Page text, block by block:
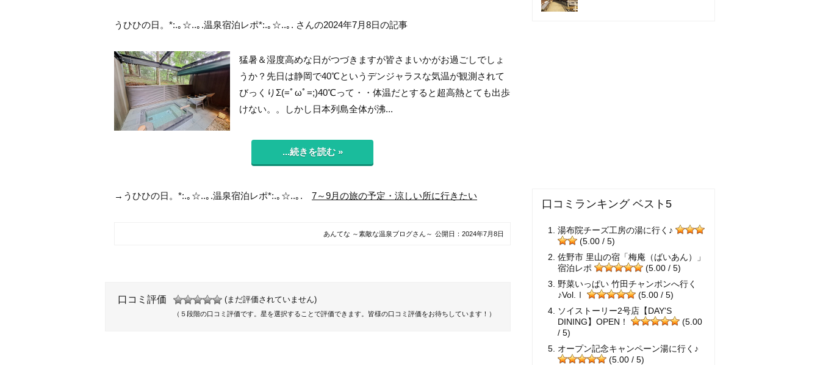
うひひの日。*:.｡☆..｡.温泉宿泊レポ*:.｡☆..｡. さんの2024年7月8日の記事
猛暑＆湿度高めな日がつづきますが皆さまいかがお過ごしでしょ
うか？先日は静岡で40℃というデンジャラスな気温が観測されて
びっくりΣ(=ﾟωﾟ=;)40℃って・・体温だとすると超高熱とても出歩
けない。。しかし日本列島全体が沸...
...続きを読む »
→うひひの日。*:.｡☆..｡.温泉宿泊レポ*:.｡☆..｡. 7～9月の旅の予定・涼しい所に行きたい
あんてな ～素敵な温泉ブログさん～ 公開日： 2024年7月8日
口コミ評価 (まだ評価されていません)
（５段階の口コミ評価です。星を選択することで評価できます。皆様の口コミ評価をお待ちしています！）
口コミランキング ベスト5
湯布院チーズ工房の湯に行く♪
(5.00 / 5)
佐野市 里山の宿「梅庵（ばいあん）」
宿泊レポ
(5.00 / 5)
野菜いっぱい 竹田チャンポンへ行く
♪Vol.Ⅰ
(5.00 / 5)
ソイストーリー2号店【DAY'S
DINING】OPEN！
(5.00
/ 5)
オープン記念キャンペーン湯に行く♪
(5.00 / 5)